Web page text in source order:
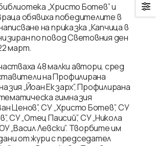
„Христо Ботев” и
обявиха победителите в
на приказка „Капчица в
по повод Световния ден
март.
48 малки автори, сред
на Профилирана
„Йоан Екзарх”, Профилирана
гимназия
Ценов”, СУ „Христо Ботев”, СУ
СУ „Отец Паисий”, СУ „Никола
„Васил Левски”. Творбите им
от жури с председател